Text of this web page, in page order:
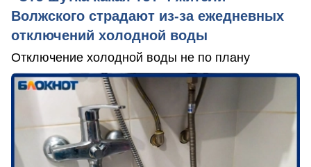
Волжского страдают из‑за ежедневных
отключений холодной воды
Отключение холодной воды не по плану